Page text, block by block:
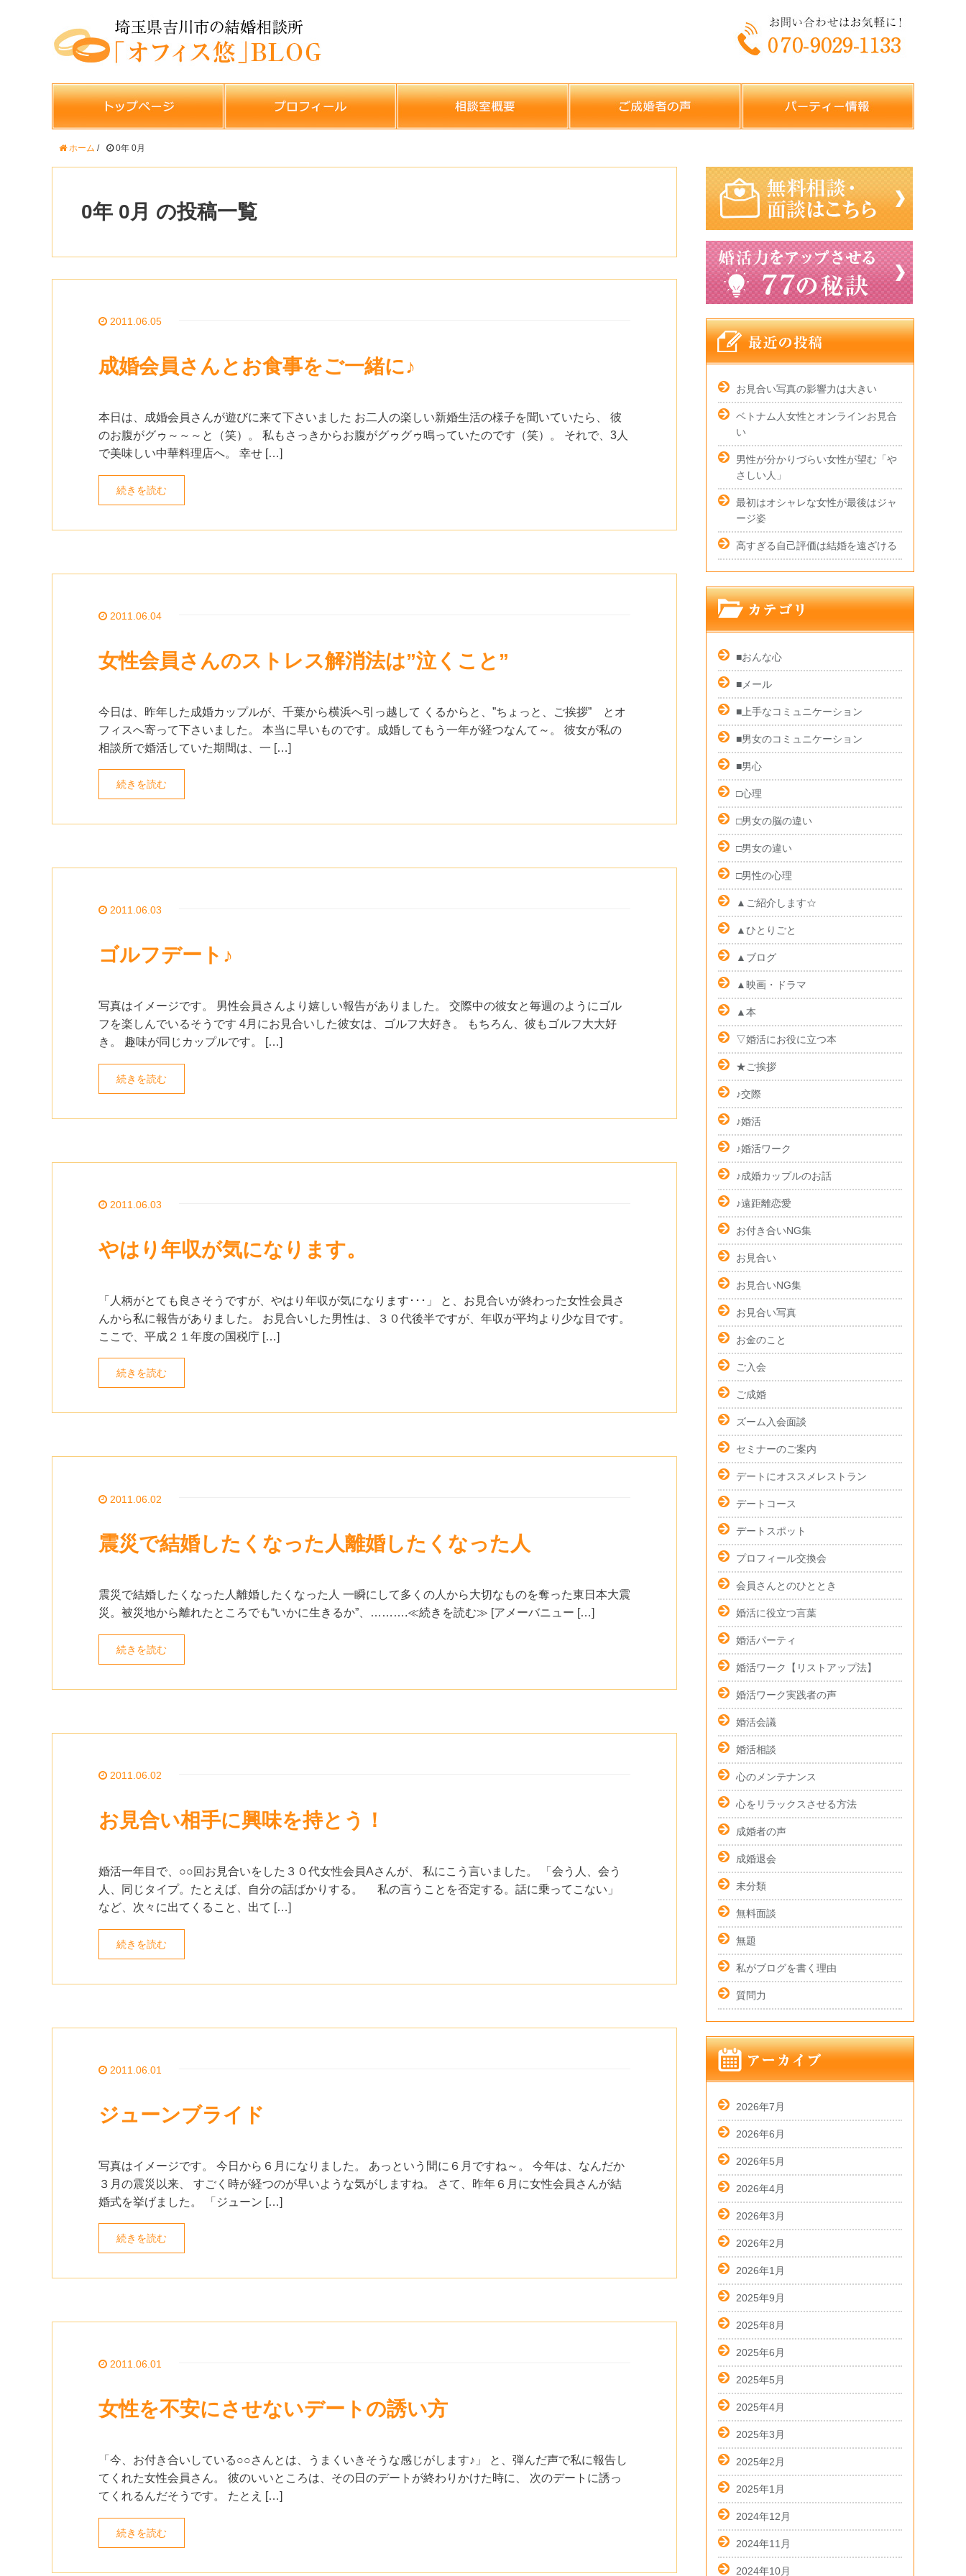
ホーム / 0年 0月
0年 0月 の投稿一覧
2011.06.05
成婚会員さんとお食事をご一緒に♪
本日は、成婚会員さんが遊びに来て下さいました お二人の楽しい新婚生活の様子を聞いていたら、 彼
のお腹がグゥ～～～と（笑）。 私もさっきからお腹がグゥグゥ鳴っていたのです（笑）。 それで、3人
で美味しい中華料理店へ。 幸せ […]
続きを読む
2011.06.04
女性会員さんのストレス解消法は”泣くこと”
今日は、昨年した成婚カップルが、千葉から横浜へ引っ越して くるからと、”ちょっと、ご挨拶” とオ
フィスへ寄って下さいました。 本当に早いものです。成婚してもう一年が経つなんて～。 彼女が私の
相談所で婚活していた期間は、一 […]
続きを読む
2011.06.03
ゴルフデート♪
写真はイメージです。 男性会員さんより嬉しい報告がありました。 交際中の彼女と毎週のようにゴル
フを楽しんでいるそうです 4月にお見合いした彼女は、ゴルフ大好き。 もちろん、彼もゴルフ大大好
き。 趣味が同じカップルです。 […]
続きを読む
2011.06.03
やはり年収が気になります。
「人柄がとても良さそうですが、やはり年収が気になります･･･」 と、お見合いが終わった女性会員さ
んから私に報告がありました。 お見合いした男性は、３０代後半ですが、年収が平均より少な目です。
ここで、平成２１年度の国税庁 […]
続きを読む
2011.06.02
震災で結婚したくなった人離婚したくなった人
震災で結婚したくなった人離婚したくなった人 一瞬にして多くの人から大切なものを奪った東日本大震
災。被災地から離れたところでも“いかに生きるか”、……….≪続きを読む≫ [アメーバニュー […]
続きを読む
2011.06.02
お見合い相手に興味を持とう！
婚活一年目で、○○回お見合いをした３０代女性会員Aさんが、 私にこう言いました。 「会う人、会う
人、同じタイプ。たとえば、自分の話ばかりする。 私の言うことを否定する。話に乗ってこない」
など、次々に出てくること、出て […]
続きを読む
2011.06.01
ジューンブライド
写真はイメージです。 今日から６月になりました。 あっという間に６月ですね～。 今年は、なんだか
３月の震災以来、 すごく時が経つのが早いような気がしますね。 さて、昨年６月に女性会員さんが結
婚式を挙げました。 「ジューン […]
続きを読む
2011.06.01
女性を不安にさせないデートの誘い方
「今、お付き合いしている○○さんとは、うまくいきそうな感じがします♪」 と、弾んだ声で私に報告し
てくれた女性会員さん。 彼のいいところは、その日のデートが終わりかけた時に、 次のデートに誘っ
てくれるんだそうです。 たとえ […]
続きを読む
お見合い写真の影響力は大きい
ベトナム人女性とオンラインお見合
い
男性が分かりづらい女性が望む「や
さしい人」
最初はオシャレな女性が最後はジャ
ージ姿
高すぎる自己評価は結婚を遠ざける
■おんな心
■メール
■上手なコミュニケーション
■男女のコミュニケーション
■男心
□心理
□男女の脳の違い
□男女の違い
□男性の心理
▲ご紹介します☆
▲ひとりごと
▲ブログ
▲映画・ドラマ
▲本
▽婚活にお役に立つ本
★ご挨拶
♪交際
♪婚活
♪婚活ワーク
♪成婚カップルのお話
♪遠距離恋愛
お付き合いNG集
お見合い
お見合いNG集
お見合い写真
お金のこと
ご入会
ご成婚
ズーム入会面談
セミナーのご案内
デートにオススメレストラン
デートコース
デートスポット
プロフィール交換会
会員さんとのひととき
婚活に役立つ言葉
婚活パーティ
婚活ワーク【リストアップ法】
婚活ワーク実践者の声
婚活会議
婚活相談
心のメンテナンス
心をリラックスさせる方法
成婚者の声
成婚退会
未分類
無料面談
無題
私がブログを書く理由
質問力
2026年7月
2026年6月
2026年5月
2026年4月
2026年3月
2026年2月
2026年1月
2025年9月
2025年8月
2025年6月
2025年5月
2025年4月
2025年3月
2025年2月
2025年1月
2024年12月
2024年11月
2024年10月